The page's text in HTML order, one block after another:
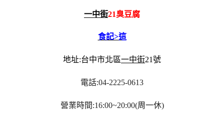
一中街21臭豆腐
食記>這
地址:台中市北區一中街21號
電話:04-2225-0613
營業時間:16:00~20:00(周一休)